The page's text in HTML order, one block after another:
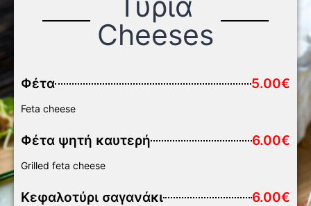
Cheeses
Φέτα 5.00€
Feta cheese
Φέτα ψητή καυτερή 6.00€
Grilled feta cheese
Κεφαλοτύρι σαγανάκι 6.00€